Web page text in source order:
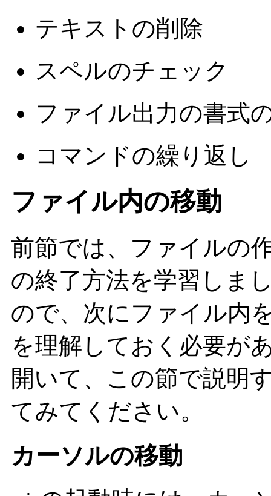
テキストの削除
スペルのチェック
ファイル出力の書式
コマンドの繰り返し
ファイル内の移動
前節では、ファイルの
の終了方法を学習しま
ので、次にファイル内
を理解しておく必要が
開いて、この節で説明
てみてください。
カーソルの移動